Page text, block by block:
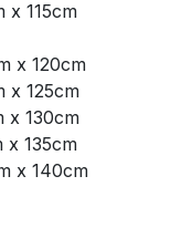
x 115cm
x 120cm
x 125cm
x 130cm
x 135cm
x 140cm